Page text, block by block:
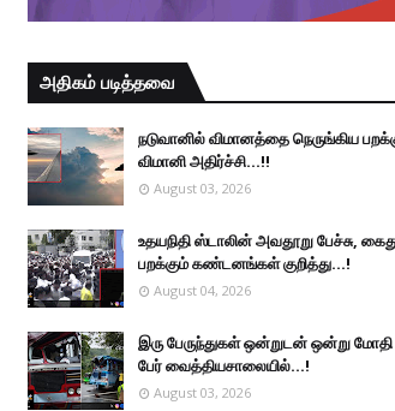
அதிகம் படித்தவை
நடுவானில் விமானத்தை நெருங்கிய
விமானி அதிர்ச்சி...!!
August 03, 2026
உதயநிதி ஸ்டாலின் அவதூறு பேச்சு,
பறக்கும் கண்டனங்கள் குறித்து...!
August 04, 2026
இரு ப‍ேருந்துகள் ஒன்றுடன் ஒன்று மோதி
பேர் வைத்தியசாலையில்...!
August 03, 2026